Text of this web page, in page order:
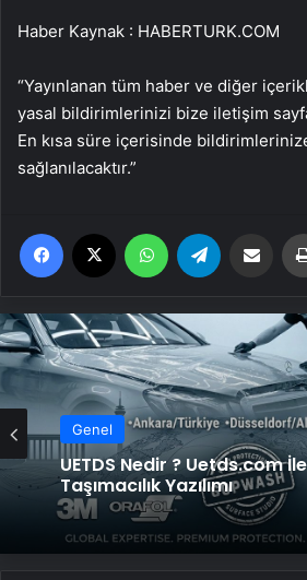
Haber Kaynak : HABERTURK.COM
“Yayınlanan tüm haber ve diğer
yasal bildirimlerinizi bize iletişim
En kısa süre içerisinde
sağlanılacaktır.”
Facebook WhatsApp Email'den
Genel
UETDS Nedir ? Uetds.com
Taşımacılık Yazılımı
Genel